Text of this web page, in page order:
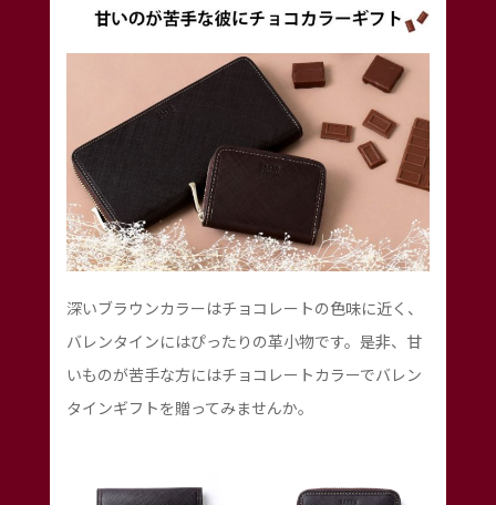
深いブラウンカラーはチョコレートの色味に近く、
バレンタインにはぴったりの革小物です。是非、甘
いものが苦手な方にはチョコレートカラーでバレン
タインギフトを贈ってみませんか。